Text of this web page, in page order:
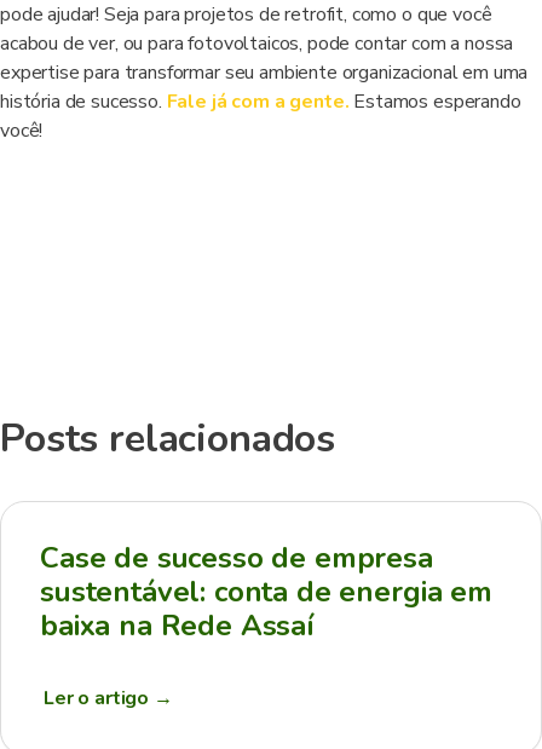
pode ajudar! Seja para projetos de retrofit, como o que você
acabou de ver, ou para fotovoltaicos, pode contar com a nossa
expertise para transformar seu ambiente organizacional em uma
história de sucesso. Fale já com a gente. Estamos esperando
você!
Posts relacionados
Case de sucesso de empresa
sustentável: conta de energia em
baixa na Rede Assaí
Ler o artigo →